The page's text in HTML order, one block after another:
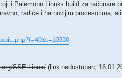
i Palemoon Linuks build za
radiće i na novijim procesorima,
SSE-Linux/(link nedostupan,